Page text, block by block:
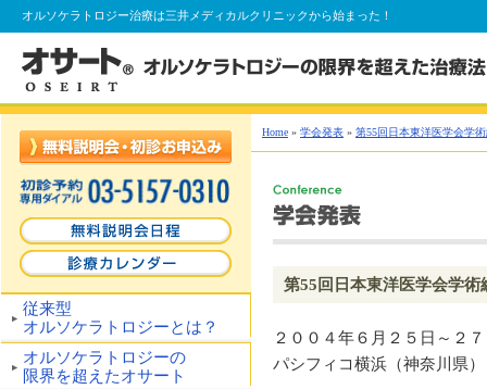
オルソケラトロジー治療は三井メディカルクリニックから始まった！
従来型
オルソケラトロジーとは？
オルソケラトロジーの
限界を超えたオサート
Home » 学会発表 » 第55回日本東洋医学会学
第55回日本東洋医学会学術
２００４年６月２５日～２
パシフィコ横浜（神奈川県）